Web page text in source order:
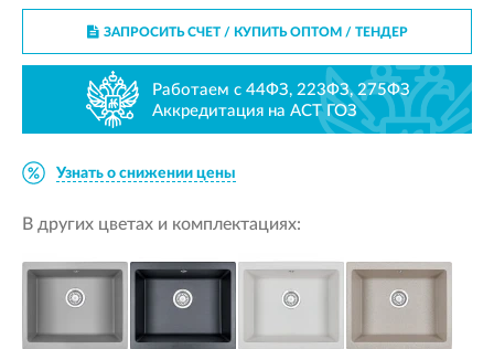
ЗАПРОСИТЬ СЧЕТ / КУПИТЬ ОПТОМ/ ТЕНДЕР
Работаем с 44ФЗ, 223ФЗ, 275ФЗ
Аккредитация на АСТ ГОЗ
Узнать о снижении цены
В других цветах и комплектациях: